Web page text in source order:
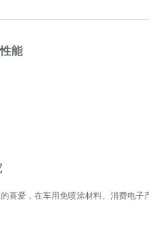
能
喜爱，在车用免喷涂材料、消费电子